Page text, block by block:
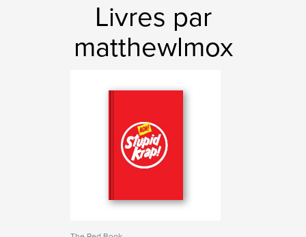
Livres par
matthewlmox